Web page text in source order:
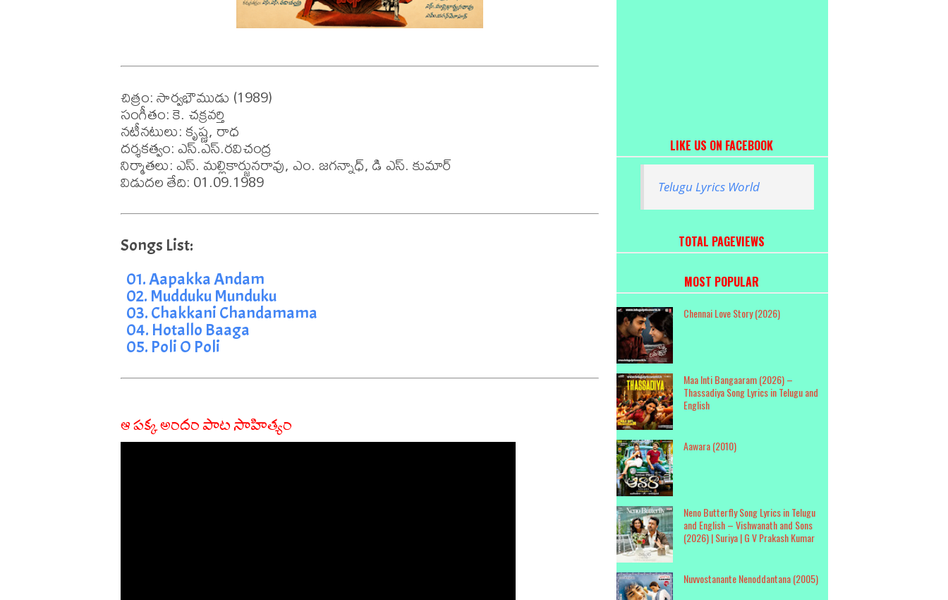
చిత్రం: సార్వభౌముడు (1989)
సంగీతం: కె. చక్రవర్తి
నటీనటులు: కృష్ణ, రాధ
దర్శకత్వం: ఎస్.ఎస్.రవిచంద్ర
నిర్మాతలు: ఎస్. మల్లికార్జునరావు, ఎం. జగన్నాధ్, డి ఎస్. కుమార్
విడుదల తేది: 01.09.1989
01. Aapakka Andam
02. Mudduku Munduku
03. Chakkani Chandamama
04. Hotallo Baaga
05. Poli O Poli
ఆ పక్క అందం పాట సాహిత్యం
LIKE US ON FACEBOOK
Telugu Lyrics World
TOTAL PAGEVIEWS
MOST POPULAR
Chennai Love Story (2026)
Maa Inti Bangaaram (2026) –
Thassadiya Song Lyrics in Telugu and
English
Aawara (2010)
Neno Butterfly Song Lyrics in Telugu
and English – Vishwanath and Sons
(2026) | Suriya | G V Prakash Kumar
Nuvvostanante Nenoddantana (2005)